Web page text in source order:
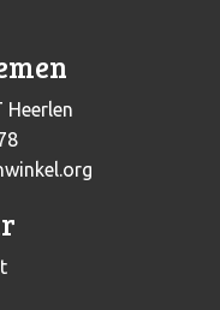
Heerlen